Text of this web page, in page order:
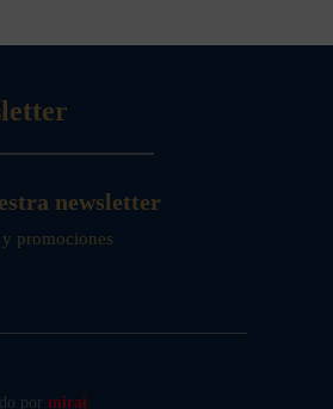
newsletter
promociones
por mirai